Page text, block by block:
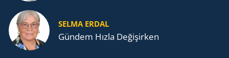
SELMA ERDAL
Gündem Hızla Değişirken